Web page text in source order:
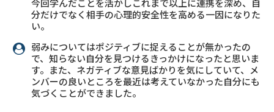
今回学んだことを活かしこれまで以上に連携を深め、自
分だけでなく相手の心理的安全性を高める一因になりた
い。
弱みについてはポジティブに捉えることが無かったの
で、知らない自分を見つけるきっかけになったと思いま
す。また、ネガティブな意見ばかりを気にしていて、メ
ンバーの良いところを最近は考えていなかった自分にも
気づくことができました。